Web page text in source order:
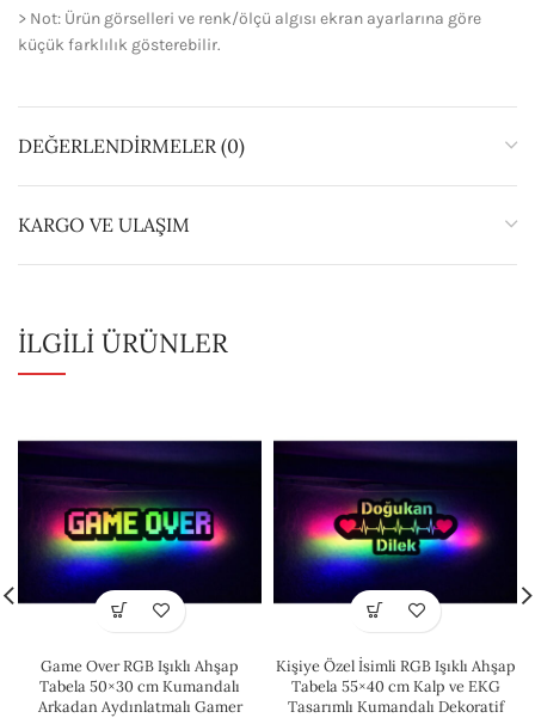
> Not: Ürün görselleri ve renk/ölçü algısı ekran ayarlarına göre
küçük farklılık gösterebilir.
DEĞERLENDIRMELER (0)
KARGO VE ULAŞIM
İLGILI ÜRÜNLER
Game Over RGB Işıklı Ahşap
Tabela 50×30 cm Kumandalı
Arkadan Aydınlatmalı Gamer
Kişiye Özel İsimli RGB Işıklı Ahşap
Tabela 55×40 cm Kalp ve EKG
Tasarımlı Kumandalı Dekoratif